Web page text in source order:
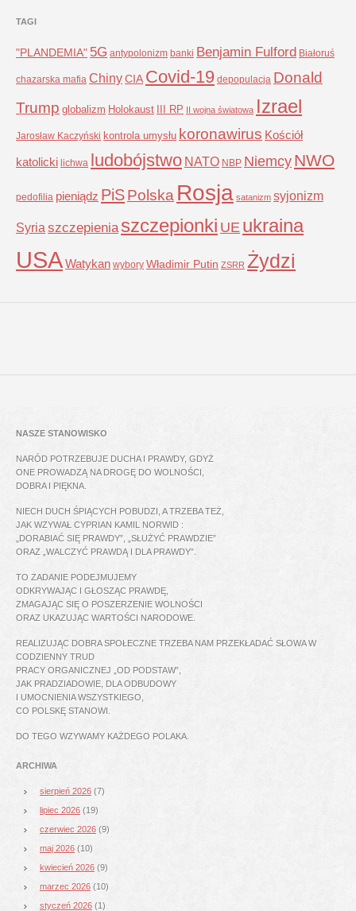
TAGI
"PLANDEMIA" 5G antypolonizm banki Benjamin Fulford Białoruś
chazarska mafia ChinyCIA Covid-19 depopulacja Donald
Trump globalizm Holokaust III RP II wojna światowa Izrael
Jarosław Kaczyński kontrola umysłu koronawirus Kościół
katolicki lichwa ludobójstwo NATO NBP NiemcyNWO
pedofilia pieniądz PiSPolska Rosja satanizm syjonizm
Syria szczepienia szczepionki UE ukraina
USAWatykan wybory Władimir Putin ZSRR Żydzi
NASZE STANOWISKO
NARÓD POTRZEBUJE DUCHA I PRAWDY, GDYŻ
ONE PROWADZĄ NA DROGĘ DO WOLNOŚCI,
DOBRA I PIĘKNA.
NIECH DUCH ŚPIĄCYCH POBUDZI, A TRZEBA TEŻ,
JAK WZYWAŁ CYPRIAN KAMIL NORWID :
„DORABIAĆ SIĘ PRAWDY”, „SŁUŻYĆ PRAWDZIE”
ORAZ „WALCZYĆ PRAWDĄ I DLA PRAWDY”.
TO ZADANIE PODEJMUJEMY
ODKRYWAJĄC I GŁOSZĄC PRAWDĘ,
ZMAGAJĄC SIĘ O POSZERZENIE WOLNOŚCI
ORAZ UKAZUJĄC WARTOŚCI NARODOWE.
REALIZUJĄC DOBRA SPOŁECZNE TRZEBA NAM PRZEKŁADAĆ SŁOWA W
CODZIENNY TRUD
PRACY ORGANICZNEJ „OD PODSTAW”,
JAK PRADZIADOWIE, DLA ODBUDOWY
I UMOCNIENIA WSZYSTKIEGO,
CO POLSKĘ STANOWI.
DO TEGO WZYWAMY KAŻDEGO POLAKA.
ARCHIWA
sierpień 2026 (7)
lipiec 2026 (19)
czerwiec 2026 (9)
maj 2026 (10)
kwiecień 2026 (9)
marzec 2026 (10)
styczeń 2026 (1)